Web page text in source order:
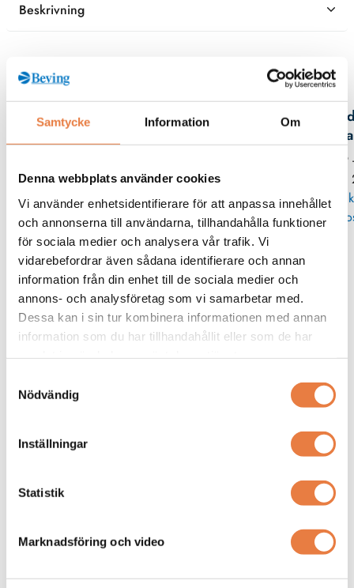
Samtycke Information Om
Denna webbplats använder cookies
Vi använder enhetsidentifierare för att anpassa innehållet
och annonserna till användarna, tillhandahålla funktioner
för sociala medier och analysera vår trafik. Vi
vidarebefordrar även sådana identifierare och annan
information från din enhet till de sociala medier och
annons- och analysföretag som vi samarbetar med.
Dessa kan i sin tur kombinera informationen med annan
information som du har tillhandahållit eller som de har
Nödvändig
Inställningar
Statistik
Marknadsföring och video
Beskrivning
Kontaktperson
Strömtransformatorer
Flera varianter
Flera varianter
MBS
Strömtransformator
MBS ASK 31.3 150/1A 2,5VA Kl.
1
Tillgänglig online
MBS
Strömtransformator
ASK 31.6
30x10 mm, 20x13 mm eller kabel